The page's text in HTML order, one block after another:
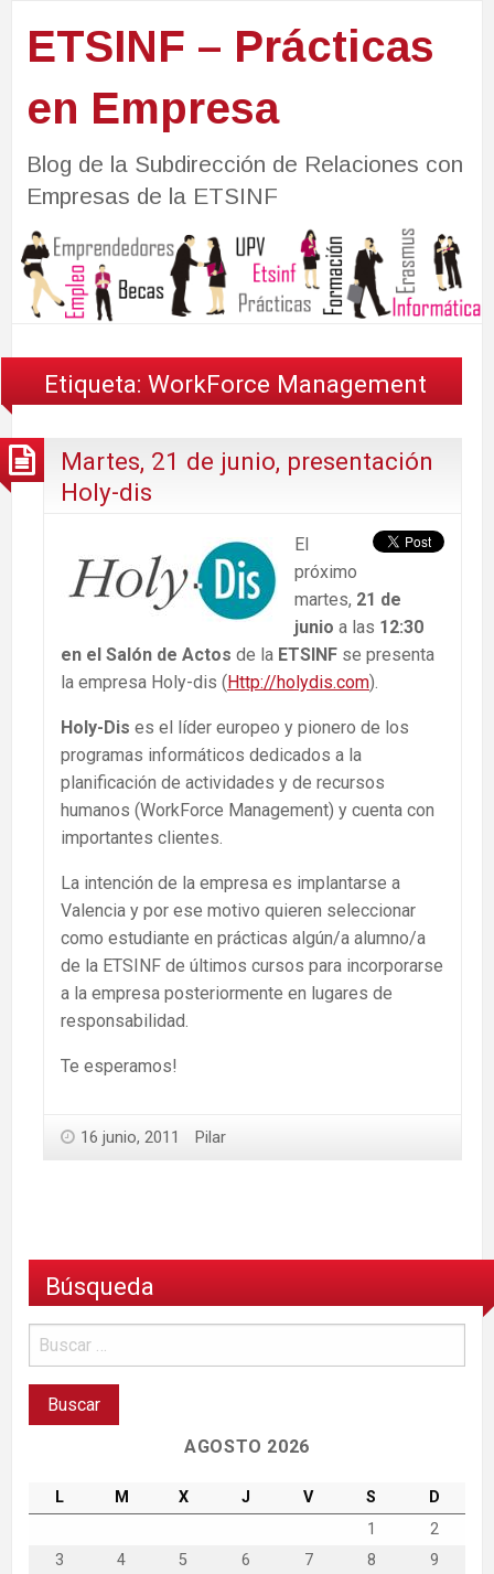
ETSINF – Prácticas
en Empresa
Blog de la Subdirección de Relaciones con
Empresas de la ETSINF
Etiqueta:WorkForce Management
Martes, 21 de junio, presentación
Holy-dis
El
próximo
martes, 21 de
junio a las 12:30
en el Salón de Actos de la ETSINF se presenta
la empresa Holy-dis (Http://holydis.com).
Holy-Dis es el líder europeo y pionero de los
programas informáticos dedicados a la
planificación de actividades y de recursos
humanos (WorkForce Management) y cuenta con
importantes clientes.
La intención de la empresa es implantarse a
Valencia y por ese motivo quieren seleccionar
como estudiante en prácticas algún/a alumno/a
de la ETSINF de últimos cursos para incorporarse
a la empresa posteriormente en lugares de
responsabilidad.
Te esperamos!
16 junio, 2011 Pilar
Búsqueda
AGOSTO 2026
L M X J V S
D
1
2
3
4 5 6 7 8
9